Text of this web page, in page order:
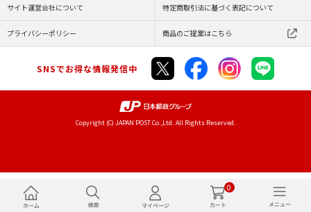
0
サイト運営会社について 特定商取引法に基づく表記について
プライバシーポリシー 商品のご提案はこちら
SNSでお得な情報発信中
Copyright (C) JAPAN POST Co.,Ltd. All Rights Reserved.